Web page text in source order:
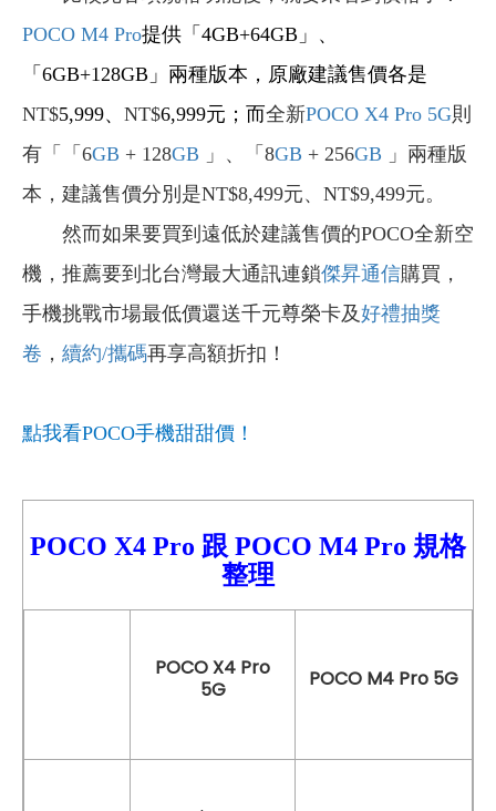
POCO M4 Pro提供「4GB+64GB」、
「6GB+128GB」兩種版本，原廠建議售價各是
NT$5,999、 NT$6,999元；而全新POCO X4 Pro 5G則
有「「6GB + 128GB 」、「8GB + 256GB 」兩種版
本 ，建議售價分別是NT$8,499元、 NT$9,499元。
然而如果要買到遠低於建議售價的POCO全新空
機，推薦要到北台灣最大通訊連鎖傑昇通信購買，
手機挑戰市場最低價還送千元尊榮卡及好禮抽獎
卷 ， 續約/攜碼再享高額折扣！
點我看POCO手機甜甜價！
POCO X4 Pro 跟 POCO M4 Pro 規格
整理
POCO X4 Pro
5G
POCO M4 Pro 5G